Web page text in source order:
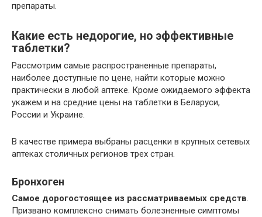
препараты.
Какие есть недорогие, но эффективные
таблетки?
Рассмотрим самые распространенные препараты,
наиболее доступные по цене, найти которые можно
практически в любой аптеке. Кроме ожидаемого эффекта
укажем и на средние цены на таблетки в Беларуси,
России и Украине.
В качестве примера выбраны расценки в крупных сетевых
аптеках столичных регионов трех стран.
Бронхоген
Самое дорогостоящее из рассматриваемых средств.
Призвано комплексно снимать болезненные симптомы